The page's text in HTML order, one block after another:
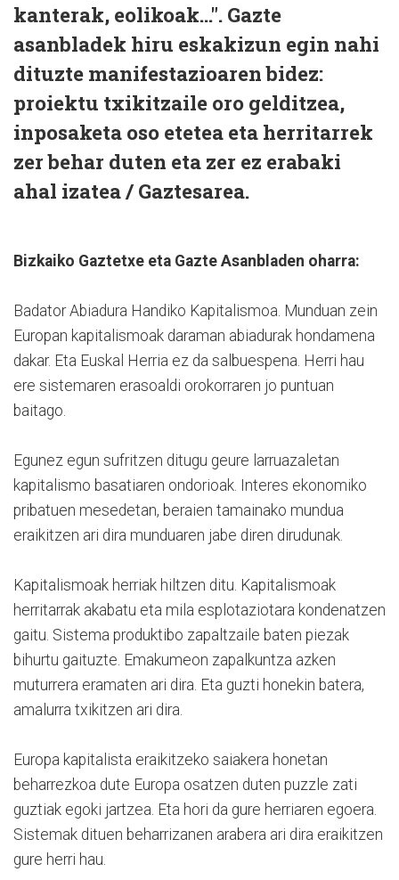
kanterak, eolikoak...". Gazte
asanbladek hiru eskakizun egin nahi
dituzte manifestazioaren bidez:
proiektu txikitzaile oro gelditzea,
inposaketa oso etetea eta herritarrek
zer behar duten eta zer ez erabaki
ahal izatea / Gaztesarea.
Bizkaiko Gaztetxe eta Gazte Asanbladen oharra:
Badator Abiadura Handiko Kapitalismoa. Munduan zein
Europan kapitalismoak daraman abiadurak hondamena
dakar. Eta Euskal Herria ez da salbuespena. Herri hau
ere sistemaren erasoaldi orokorraren jo puntuan
baitago.
Egunez egun sufritzen ditugu geure larruazaletan
kapitalismo basatiaren ondorioak. Interes ekonomiko
pribatuen mesedetan, beraien tamainako mundua
eraikitzen ari dira munduaren jabe diren dirudunak.
Kapitalismoak herriak hiltzen ditu. Kapitalismoak
herritarrak akabatu eta mila esplotaziotara kondenatzen
gaitu. Sistema produktibo zapaltzaile baten piezak
bihurtu gaituzte. Emakumeon zapalkuntza azken
muturrera eramaten ari dira. Eta guzti honekin batera,
amalurra txikitzen ari dira.
Europa kapitalista eraikitzeko saiakera honetan
beharrezkoa dute Europa osatzen duten puzzle zati
guztiak egoki jartzea. Eta hori da gure herriaren egoera.
Sistemak dituen beharrizanen arabera ari dira eraikitzen
gure herri hau.